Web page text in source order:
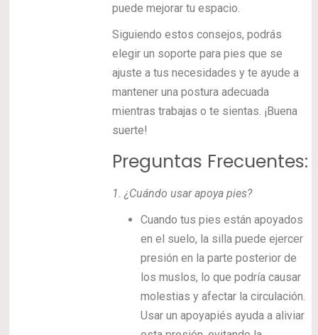
puede mejorar tu espacio.
Siguiendo estos consejos, podrás
elegir un soporte para pies que se
ajuste a tus necesidades y te ayude a
mantener una postura adecuada
mientras trabajas o te sientas. ¡Buena
suerte!
Preguntas Frecuentes:
1.¿Cuándo usar apoya pies?
Cuando tus pies están apoyados
en el suelo, la silla puede ejercer
presión en la parte posterior de
los muslos, lo que podría causar
molestias y afectar la circulación.
Usar un apoyapiés ayuda a aliviar